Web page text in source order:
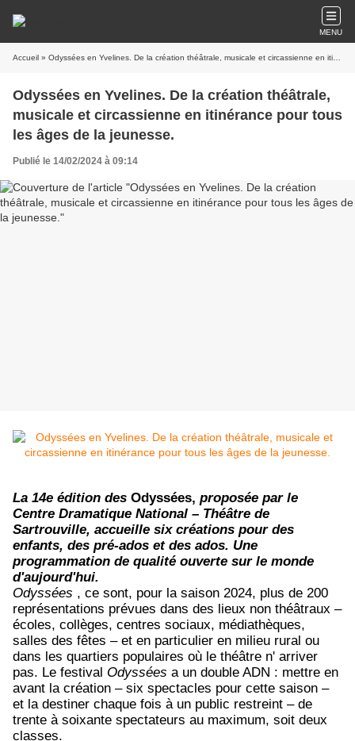
MENU
Accueil » Odyssées en Yvelines. De la création théâtrale, musicale et circassienne en itinérance pour tous les âges de la jeunesse.
Odyssées en Yvelines. De la création théâtrale,
musicale et circassienne en itinérance pour tous
les âges de la jeunesse.
Publié le 14/02/2024 à 09:14
La 14e édition des Odyssées, proposée par le
Centre Dramatique National – Théâtre de
Sartrouville, accueille six créations pour des
enfants, des pré-ados et des ados. Une
programmation de qualité ouverte sur le monde
d'aujourd'hui.
Odyssées , ce sont, pour la saison 2024, plus de 200
représentations prévues dans des lieux non théâtraux –
écoles, collèges, centres sociaux, médiathèques,
salles des fêtes – et en particulier en milieu rural ou
dans les quartiers populaires où le théâtre n' arriver
pas. Le festival Odyssées a un double ADN : mettre en
avant la création – six spectacles pour cette saison –
et la destiner chaque fois à un public restreint – de
trente à soixante spectateurs au maximum, soit deux
classes.